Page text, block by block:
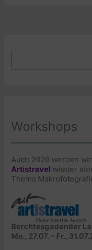
Workshops
Auch 2026 werden
Artistravel wieder
Thema
Berchtesgadender
Mo., 27.07. – Fr.,